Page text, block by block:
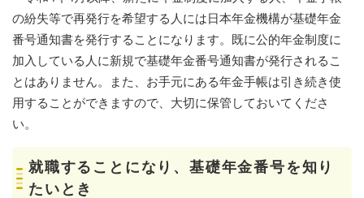
の紛失等で再発行を希望する人には日本年金機構が基礎年金
番号通知書を発行することになります。既に公的年金制度に
加入している人に新規で基礎年金番号通知書が発行されるこ
とはありません。また、お手元にある年金手帳は引き続き使
用することができますので、大切に保管しておいてくださ
い。
就職することになり、基礎年金番号を知り
たいとき